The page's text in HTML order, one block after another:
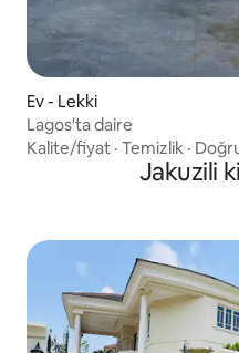
Ev - Lekki
Lagos'ta daire
Kalite/fiyat · Temizlik ·
Jakuzili